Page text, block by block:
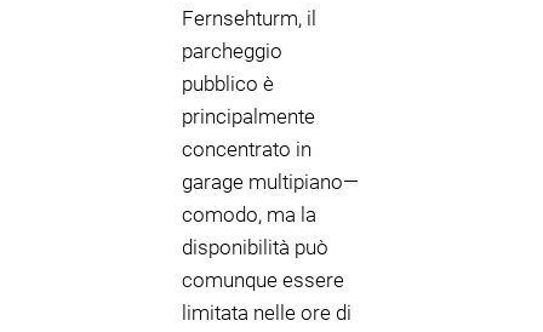
Fernsehturm, il
parcheggio
pubblico è
principalmente
concentrato in
garage multipiano—
comodo, ma la
disponibilità può
comunque essere
limitata nelle ore di